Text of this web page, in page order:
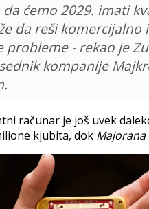
da ćemo 2029. imati
da reši komercijalno
probleme - rekao je
kompanije
računar je još uvek
kjubita, dok Majorana